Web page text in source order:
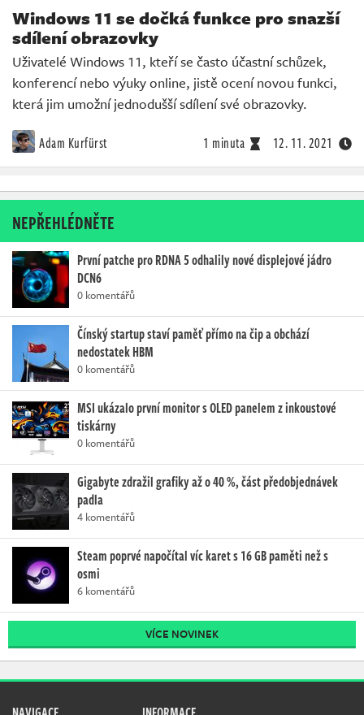
Windows 11 se dočká funkce pro snazší
sdílení obrazovky
Uživatelé Windows 11, kteří se často účastní schůzek,
konferencí nebo výuky online, jistě ocení novou funkci,
která jim umožní jednodušší sdílení své obrazovky.
Adam Kurfürst 1 minuta 12. 11. 2021
NEPŘEHLÉDNĚTE
První patche pro RDNA 5 odhalily nové displejové jádro
DCN6
0 komentářů
Čínský startup staví paměť přímo na čip a obchází
nedostatek HBM
0 komentářů
MSI ukázalo první monitor s OLED panelem z inkoustové
tiskárny
0 komentářů
Gigabyte zdražil grafiky až o 40 %, část předobjednávek
padla
4 komentářů
Steam poprvé napočítal víc karet s 16 GB paměti než s
osmi
6 komentářů
VÍCE NOVINEK